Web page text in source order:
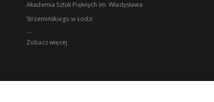
Akademia Sztuk Pięknych im. Władysława
Strzemińskiego w Łodzi
...
Zobacz więcej